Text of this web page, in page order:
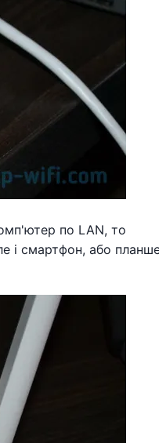
по LAN, то
і смартфон, або